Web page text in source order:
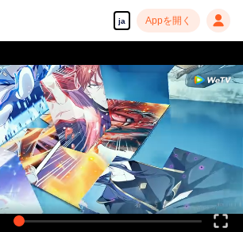
ja Appを開く
高解像度の映像•スピーディな再生へ